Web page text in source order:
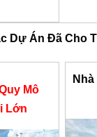
Dự Án Đã Cho
Mô
Lớn